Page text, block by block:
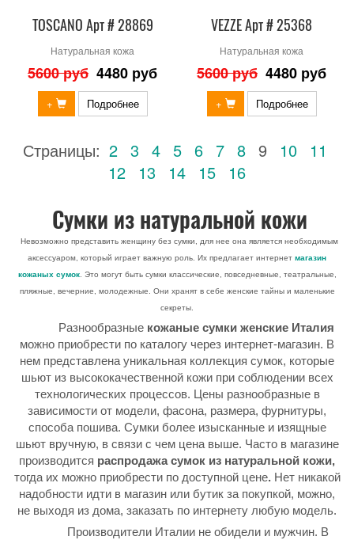
TOSCANO Арт # 28869
Натуральная кожа
5600 руб 4480 руб
+ Подробнее
VEZZE Арт # 25368
Натуральная кожа
5600 руб 4480 руб
+ Подробнее
Страницы: 2 3 4 5 6 7 8 9 10
11
12
13 14 15 16
Сумки из натуральной кожи
Невозможно представить женщину без сумки, для нее она является необходимым
аксессуаром, который играет важную роль. Их предлагает интернет магазин
кожаных сумок. Это могут быть сумки классические, повседневные, театральные,
пляжные, вечерние, молодежные. Они хранят в себе женские тайны и маленькие
секреты.
Разнообразные кожаные сумки женские Италия
можно приобрести по каталогу через интернет-магазин. В
нем представлена уникальная коллекция сумок, которые
шьют из высококачественной кожи при соблюдении всех
технологических процессов. Цены разнообразные в
зависимости от модели, фасона, размера, фурнитуры,
способа пошива. Сумки более изысканные и изящные
шьют вручную, в связи с чем цена выше. Часто в магазине
производится распродажа сумок из натуральной кожи,
тогда их можно приобрести по доступной цене. Нет никакой
надобности идти в магазин или бутик за покупкой, можно,
не выходя из дома, заказать по интернету любую модель.
Производители Италии не обидели и мужчин. В